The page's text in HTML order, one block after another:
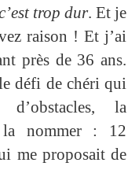
trop dur. Et je
raison ! Et j’ai
près de 36 ans.
défi de chéri qui
la
la nommer : 12
me proposait de